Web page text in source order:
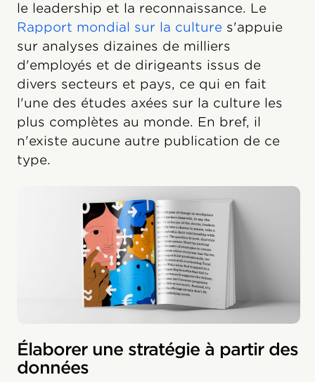
le leadership et la reconnaissance. Le
Rapport mondial sur la culture s'appuie
sur analyses dizaines de milliers
d'employés et de dirigeants issus de
divers secteurs et pays, ce qui en fait
l'une des études axées sur la culture les
plus complètes au monde. En bref, il
n'existe aucune autre publication de ce
type.
Élaborer une stratégie à partir des
données